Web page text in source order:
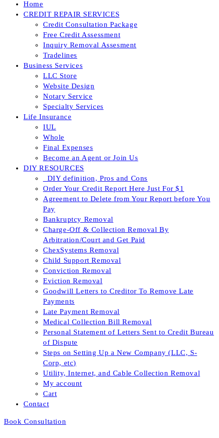
Home
CREDIT REPAIR SERVICES
Credit Consultation Package
Free Credit Assessment
Inquiry Removal Assesment
Tradelines
Business Services
LLC Store
Website Design
Notary Service
Specialty Services
Life Insurance
IUL
Whole
Final Expenses
Become an Agent or Join Us
DIY RESOURCES
_DIY definition, Pros and Cons
Order Your Credit Report Here Just For $1
Agreement to Delete from Your Report before You
Pay
Bankruptcy Removal
Charge-Off & Collection Removal By
Arbitration/Court and Get Paid
ChexSystems Removal
Child Support Removal
Conviction Removal
Eviction Removal
Goodwill Letters to Creditor To Remove Late
Payments
Late Payment Removal
Medical Collection Bill Removal
Personal Statement of Letters Sent to Credit Bureau
of Dispute
Steps on Setting Up a New Company (LLC, S-
Corp, etc)
Utility, Internet, and Cable Collection Removal
My account
Cart
Contact
Book Consultation